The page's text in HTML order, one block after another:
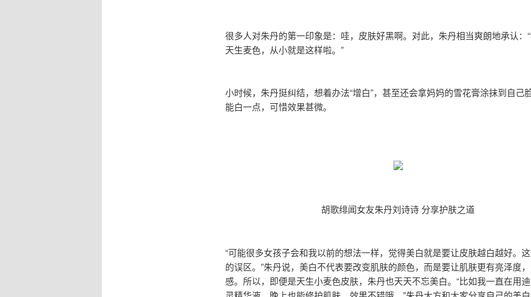
很多人对朱丹的第一印象是：哇，皮肤好黑啊。对此，朱丹相当爽朗地承认：
天生麦色，从小就是这样啦。”
小时候，朱丹挺纠结，想着办法“增白”，甚至还会拿妈妈的雪花膏涂抹到自己
能白一点，可惜效果甚微。
胡歌绯闻女友朱丹刘诗诗 分享护肤之道
“可能很多女孩子会和我以前的想法一样，觉得美白就是要让皮肤越白越好。
的误区。”朱丹说，美白不代表要改变肌肤的颜色，而是要让肌肤更有亮泽度
感。所以，即便是天生小麦色皮肤，朱丹也天天不忘美白。“比如我一直在用